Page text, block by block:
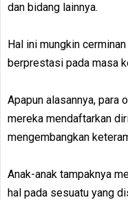
dan bidang lainnya.
Hal ini mungkin
berprestasi pada masa
Apapun alasannya, para
mereka mendaftarkan
mengembangkan
Anak-anak tampaknya
hal pada sesuatu yang